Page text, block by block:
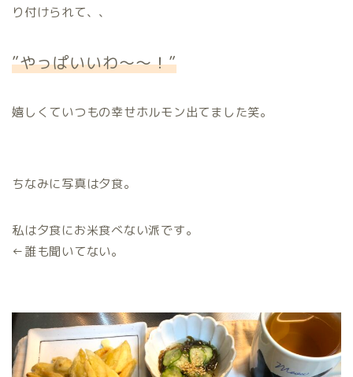
り付けられて、、
”やっぱいいわ〜〜！”
嬉しくていつもの幸せホルモン出てました笑。
ちなみに写真は夕食。
私は夕食にお米食べない派です。
←誰も聞いてない。